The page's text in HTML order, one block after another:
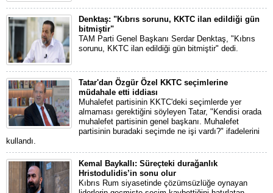
Denktaş: "Kıbrıs sorunu, KKTC ilan edildiği gün
bitmiştir"
TAM Parti Genel Başkanı Serdar Denktaş, "Kıbrıs
sorunu, KKTC ilan edildiği gün bitmiştir" dedi.
Tatar'dan Özgür Özel KKTC seçimlerine
müdahale etti iddiası
Muhalefet partisinin KKTC'deki seçimlerde yer
almaması gerektiğini söyleyen Tatar, "Kendisi orada
muhalefet partisinin genel başkanı. Muhalefet
partisinin buradaki seçimde ne işi vardı?" ifadelerini
kullandı.
Kemal Baykallı: Süreçteki durağanlık
Hristodulidis’in sonu olur
Kıbrıs Rum siyasetinde çözümsüzlüğe oynayan